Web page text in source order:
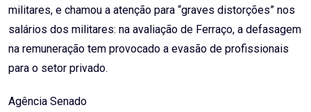
militares, e chamou a atenção para “graves distorções” nos
salários dos militares: na avaliação de Ferraço, a defasagem
na remuneração tem provocado a evasão de profissionais
para o setor privado.
Agência Senado